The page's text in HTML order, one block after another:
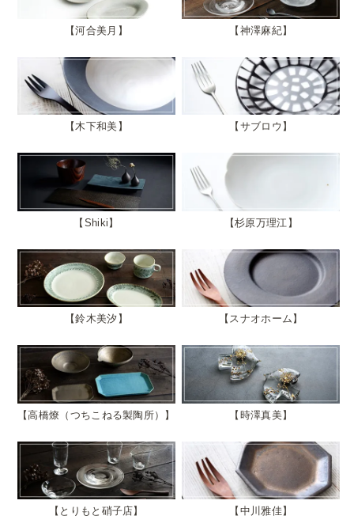
河合美月 神澤麻紀
木下和美 サブロウ
Shiki 杉原万理江
鈴木美汐 スナオホーム
高橋燎（つちこねる製陶所） 時澤真美
とりもと硝子店 中川雅佳